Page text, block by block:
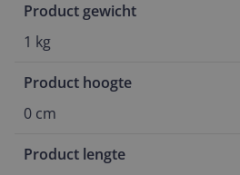
Product gewicht
1 kg
Product hoogte
0 cm
Product lengte